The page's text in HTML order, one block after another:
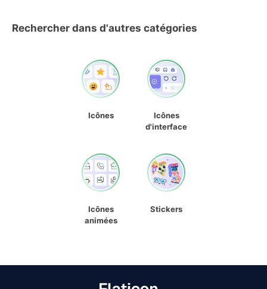
Rechercher dans d'autres catégories
Icônes
Icônes
d'interface
Icônes
animées
Stickers